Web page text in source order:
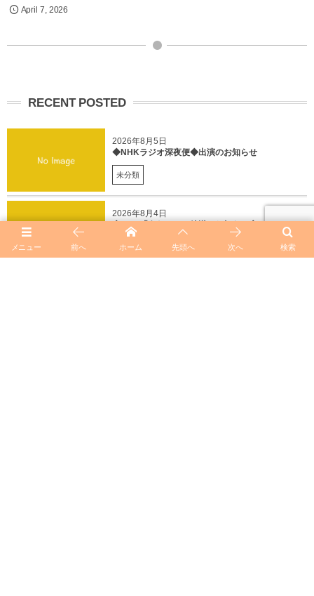
April 7, 2026
RECENT POSTED
2026年8月5日
◆NHKラジオ深夜便◆出演のお知らせ
未分類
2026年8月4日
◆NHK「うたコン」放送のお知らせ◆
未分類
メニュー 検索
前へ ホーム 先頭へ 次へ